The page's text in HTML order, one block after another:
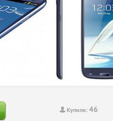
Купили:46